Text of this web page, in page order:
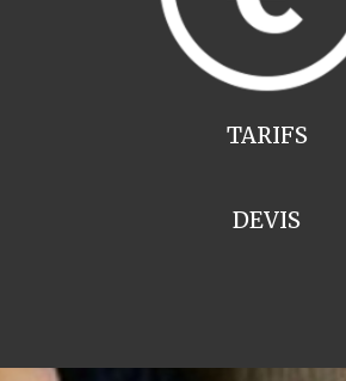
TARIFS
DEVIS